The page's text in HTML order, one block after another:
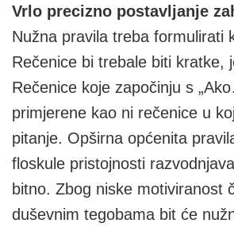
Vrlo precizno postavljanje
Nužna pravila treba formulirati
Rečenice bi trebale biti kratke,
Rečenice koje započinju s
primjerene kao ni rečenice u
pitanje. Opširna općenita
floskule pristojnosti
bitno. Zbog niske motiviranost
duševnim tegobama bit će